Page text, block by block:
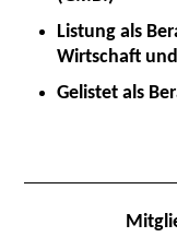
Listung als
Wirtschaft
Gelistet als